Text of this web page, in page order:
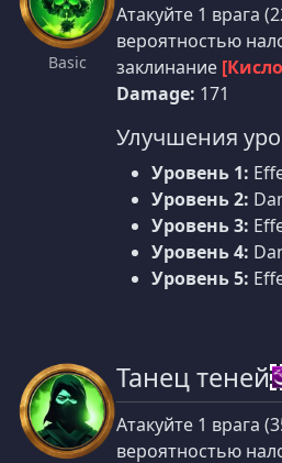
Basic
Атакуйте 1 врага
вероятностью
заклинание
Damage: 171
Улучшения
Уровень 1:
Уровень 2:
Уровень 3:
Уровень 4:
Уровень 5:
Танец теней
Атакуйте 1 врага
вероятностью